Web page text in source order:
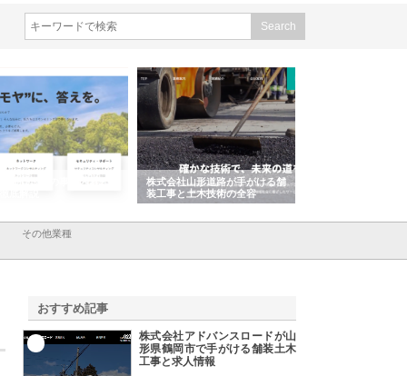
会社ＣＳＡの事業内容と強
株式会社山形道路が手がける舗
装工事と土木技術の全容
その他業種
おすすめ記事
株式会社アドバンスロードが山
形県鶴岡市で手がける舗装土木
工事と求人情報